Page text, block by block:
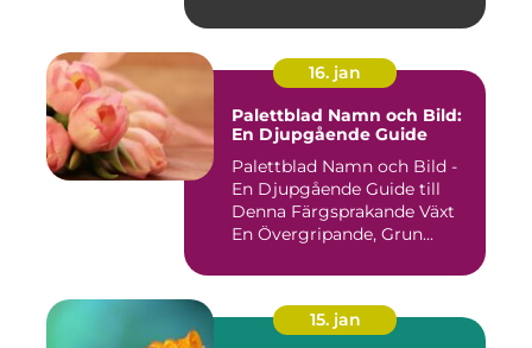
16. jan
Palettblad Namn och Bild:
En Djupgående Guide
Palettblad Namn och Bild -
En Djupgående Guide till
Denna Färgsprakande Växt
En Övergripande, Grun...
15. jan